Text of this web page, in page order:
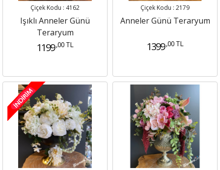
Çiçek Kodu : 4162
Işıklı Anneler Günü
Teraryum
1199 ,00 TL
Çiçek Kodu : 2179
Anneler Günü Teraryum
1399 ,00 TL